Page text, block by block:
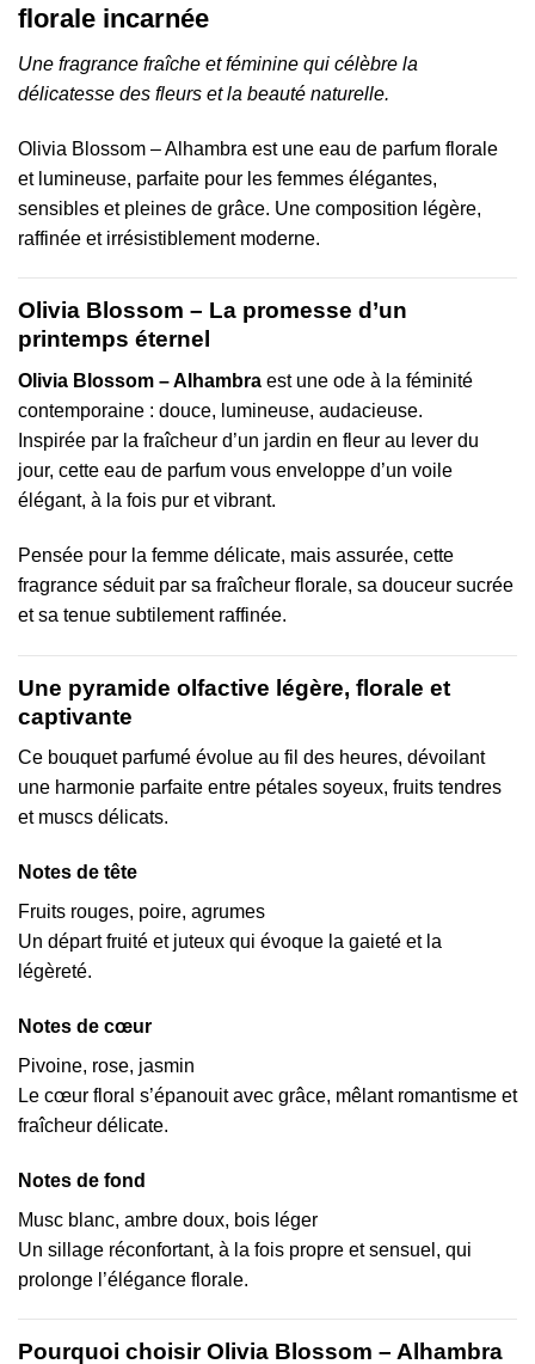
florale incarnée
Une fragrance fraîche et féminine qui célèbre la
délicatesse des fleurs et la beauté naturelle.
Olivia Blossom – Alhambra est une eau de parfum florale
et lumineuse, parfaite pour les femmes élégantes,
sensibles et pleines de grâce. Une composition légère,
raffinée et irrésistiblement moderne.
Olivia Blossom – La promesse d’un
printemps éternel
Olivia Blossom – Alhambra est une ode à la féminité
contemporaine : douce, lumineuse, audacieuse.
Inspirée par la fraîcheur d’un jardin en fleur au lever du
jour, cette eau de parfum vous enveloppe d’un voile
élégant, à la fois pur et vibrant.
Pensée pour la femme délicate, mais assurée, cette
fragrance séduit par sa fraîcheur florale, sa douceur sucrée
et sa tenue subtilement raffinée.
Une pyramide olfactive légère, florale et
captivante
Ce bouquet parfumé évolue au fil des heures, dévoilant
une harmonie parfaite entre pétales soyeux, fruits tendres
et muscs délicats.
Notes de tête
Fruits rouges, poire, agrumes
Un départ fruité et juteux qui évoque la gaieté et la
légèreté.
Notes de cœur
Pivoine, rose, jasmin
Le cœur floral s’épanouit avec grâce, mêlant romantisme et
fraîcheur délicate.
Notes de fond
Musc blanc, ambre doux, bois léger
Un sillage réconfortant, à la fois propre et sensuel, qui
prolonge l’élégance florale.
Pourquoi choisir Olivia Blossom – Alhambra